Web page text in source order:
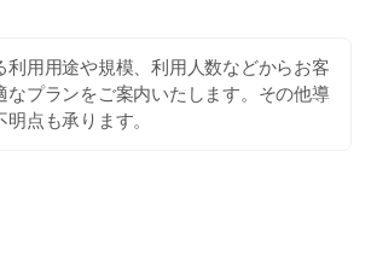
利用用途や規模、利用人数などからお客
なプランをご案内いたします。その他導
点も承ります。